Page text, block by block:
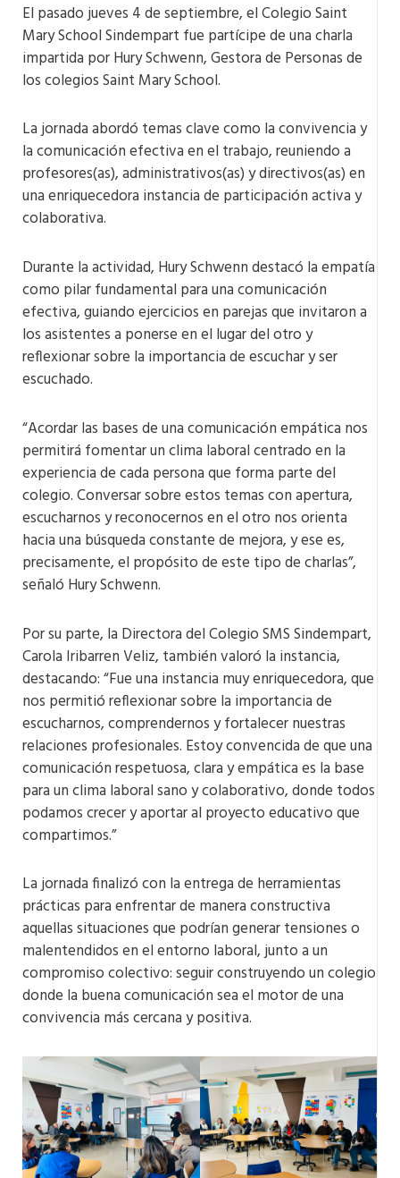
El pasado jueves 4 de septiembre, el Colegio Saint
Mary School Sindempart fue partícipe de una charla
impartida por Hury Schwenn, Gestora de Personas de
los colegios Saint Mary School.
La jornada abordó temas clave como la convivencia y
la comunicación efectiva en el trabajo, reuniendo a
profesores(as), administrativos(as) y directivos(as) en
una enriquecedora instancia de participación activa y
colaborativa.
Durante la actividad, Hury Schwenn destacó la empatía
como pilar fundamental para una comunicación
efectiva, guiando ejercicios en parejas que invitaron a
los asistentes a ponerse en el lugar del otro y
reflexionar sobre la importancia de escuchar y ser
escuchado.
“Acordar las bases de una comunicación empática nos
permitirá fomentar un clima laboral centrado en la
experiencia de cada persona que forma parte del
colegio. Conversar sobre estos temas con apertura,
escucharnos y reconocernos en el otro nos orienta
hacia una búsqueda constante de mejora, y ese es,
precisamente, el propósito de este tipo de charlas”,
señaló Hury Schwenn.
Por su parte, la Directora del Colegio SMS Sindempart,
Carola Iribarren Veliz, también valoró la instancia,
destacando: “Fue una instancia muy enriquecedora, que
nos permitió reflexionar sobre la importancia de
escucharnos, comprendernos y fortalecer nuestras
relaciones profesionales. Estoy convencida de que una
comunicación respetuosa, clara y empática es la base
para un clima laboral sano y colaborativo, donde todos
podamos crecer y aportar al proyecto educativo que
compartimos.”
La jornada finalizó con la entrega de herramientas
prácticas para enfrentar de manera constructiva
aquellas situaciones que podrían generar tensiones o
malentendidos en el entorno laboral, junto a un
compromiso colectivo: seguir construyendo un colegio
donde la buena comunicación sea el motor de una
convivencia más cercana y positiva.